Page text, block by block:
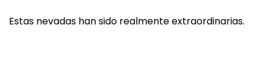
Estas nevadas han sido realmente extraordinarias.